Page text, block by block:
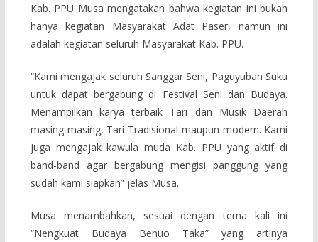
Kab. PPU Musa mengatakan bahwa kegiatan ini bukan
hanya kegiatan Masyarakat Adat Paser, namun ini
adalah kegiatan seluruh Masyarakat Kab. PPU.
“Kami mengajak seluruh Sanggar Seni, Paguyuban Suku
untuk dapat bergabung di Festival Seni dan Budaya.
Menampilkan karya terbaik Tari dan Musik Daerah
masing-masing, Tari Tradisional maupun modern. Kami
juga mengajak kawula muda Kab. PPU yang aktif di
band-band agar bergabung mengisi panggung yang
sudah kami siapkan” jelas Musa.
Musa menambahkan, sesuai dengan tema kali ini
“Nengkuat Budaya Benuo Taka” yang artinya